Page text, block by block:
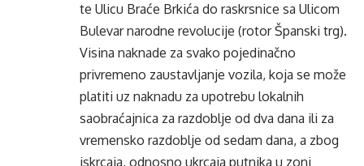
te Ulicu Braće Brkića do raskrsnice sa Ulicom
Bulevar narodne revolucije (rotor Španski trg).
Visina naknade za svako pojedinačno
privremeno zaustavljanje vozila, koja se može
platiti uz naknadu za upotrebu lokalnih
saobraćajnica za razdoblje od dva dana ili za
vremensko razdoblje od sedam dana, a zbog
iskrcaja, odnosno ukrcaja putnika u zoni